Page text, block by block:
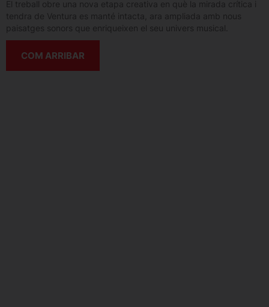
El treball obre una nova etapa creativa en què la mirada crítica i
tendra de Ventura es manté intacta, ara ampliada amb nous
paisatges sonors que enriqueixen el seu univers musical.
COM ARRIBAR